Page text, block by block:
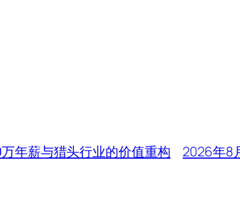
年薪与猎头行业的价值重构 2026年8